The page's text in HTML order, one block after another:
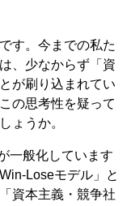
す。今までの私た
、少なからず「資
が刷り込まれてい
の思考性を疑って
ょうか。
一般化しています
モデル」と
資本主義・競争社